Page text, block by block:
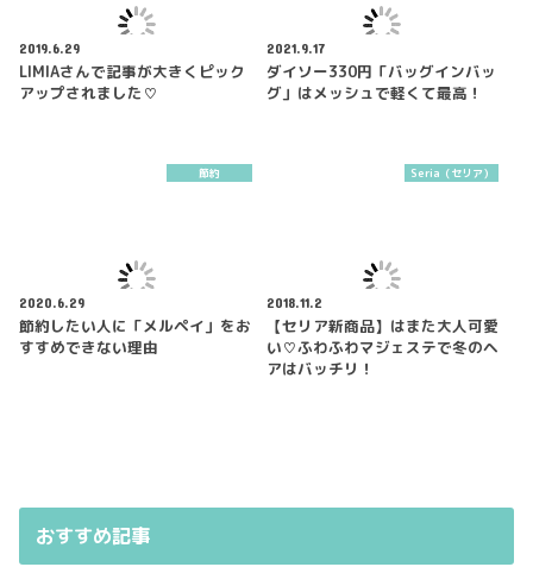
2019.6.29
LIMIAさんで記事が大きくピック
アップされました♡
2021.9.17
ダイソー330円「バッグインバッ
グ」はメッシュで軽くて最高！
節約
2020.6.29
節約したい人に「メルペイ」をお
すすめできない理由
Seria（セリア）
2018.11.2
【セリア新商品】はまた大人可愛
い♡ふわふわマジェステで冬のヘ
アはバッチリ！
おすすめ記事